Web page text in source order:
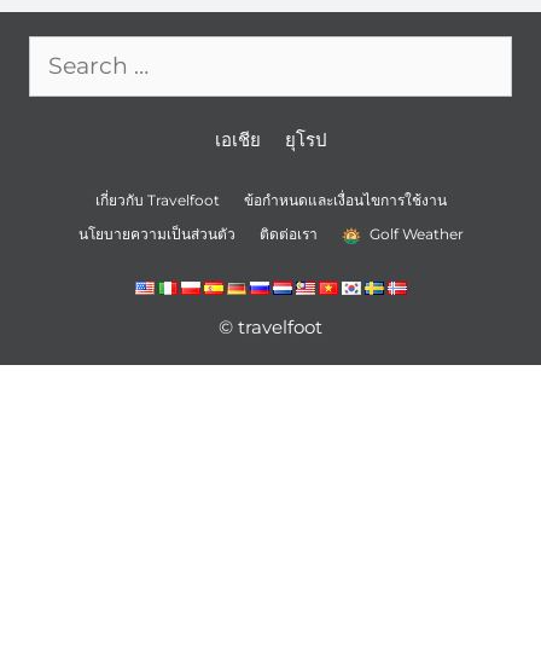
for:
เอเชีย ยุโรป
เกี่ยวกับ Travelfoot
ข้อกำหนดและเงื่อนไขการใช้งาน
นโยบายความเป็นส่วนตัว
ติดต่อเรา Golf Weather
© travelfoot